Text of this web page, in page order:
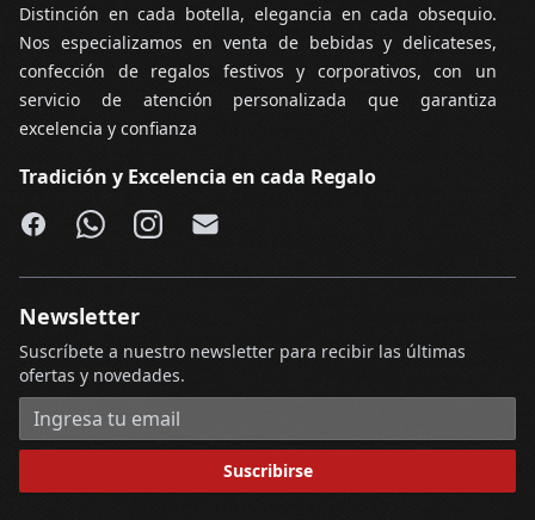
Distinción en cada botella, elegancia en cada obsequio.
Nos especializamos en venta de bebidas y delicateses,
confección de regalos festivos y corporativos, con un
servicio de atención personalizada que garantiza
excelencia y confianza
Tradición y Excelencia en cada Regalo
Facebook
WhatsApp
Instagram
Email
Newsletter
Suscríbete a nuestro newsletter para recibir las últimas
ofertas y novedades.
Dirección de correo electrónico
Suscribirse